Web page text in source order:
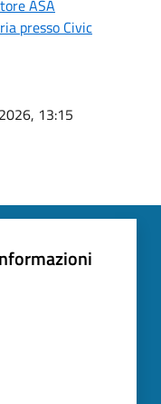
ASA
presso Civic
13:15